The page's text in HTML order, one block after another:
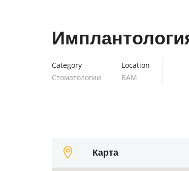
Category
Стоматологии
Location
БАМ
Карта